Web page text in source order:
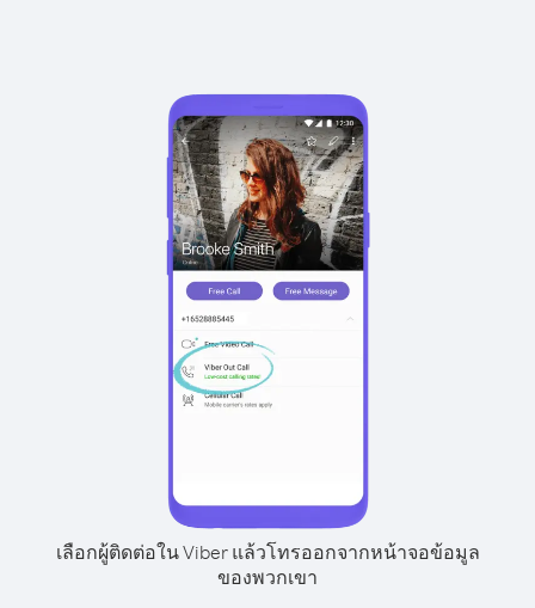
เลือกผู้ติดต่อใน Viber แล้วโทรออกจากหน้าจอข้อมูล
ของพวกเขา